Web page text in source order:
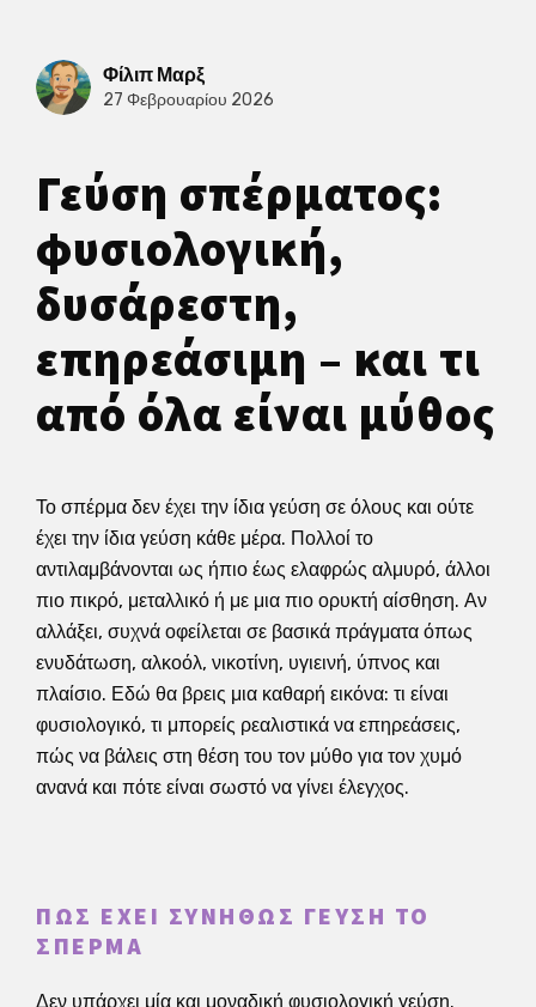
Φίλιπ Μαρξ
27 Φεβρουαρίου 2026
Γεύση σπέρματος:
φυσιολογική,
δυσάρεστη,
επηρεάσιμη – και τι
από όλα είναι μύθος
Το σπέρμα δεν έχει την ίδια γεύση σε όλους και ούτε
έχει την ίδια γεύση κάθε μέρα. Πολλοί το
αντιλαμβάνονται ως ήπιο έως ελαφρώς αλμυρό, άλλοι
πιο πικρό, μεταλλικό ή με μια πιο ορυκτή αίσθηση. Αν
αλλάξει, συχνά οφείλεται σε βασικά πράγματα όπως
ενυδάτωση, αλκοόλ, νικοτίνη, υγιεινή, ύπνος και
πλαίσιο. Εδώ θα βρεις μια καθαρή εικόνα: τι είναι
φυσιολογικό, τι μπορείς ρεαλιστικά να επηρεάσεις,
πώς να βάλεις στη θέση του τον μύθο για τον χυμό
ανανά και πότε είναι σωστό να γίνει έλεγχος.
ΠΏΣ ΈΧΕΙ ΣΥΝΉΘΩΣ ΓΕΎΣΗ ΤΟ
ΣΠΈΡΜΑ
Δεν υπάρχει μία και μοναδική φυσιολογική γεύση.